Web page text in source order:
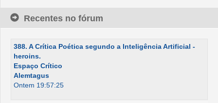
Recentes no fórum
388. A Crítica Poética segundo a Inteligência Artificial -
heroins.
Espaço Crítico
Alemtagus
Ontem 19:57:25